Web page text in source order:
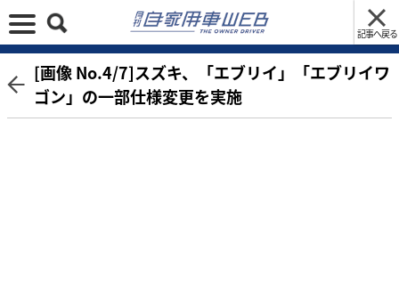
記事へ戻る
[画像 No.4/7]スズキ、「エブリイ」「エブリイワ
ゴン」の一部仕様変更を実施